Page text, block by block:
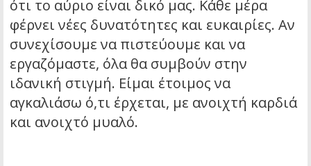
ότι το αύριο είναι δικό μας. Κάθε μέρα
φέρνει νέες δυνατότητες και ευκαιρίες. Αν
συνεχίσουμε να πιστεύουμε και να
εργαζόμαστε, όλα θα συμβούν στην
ιδανική στιγμή. Είμαι έτοιμος να
αγκαλιάσω ό,τι έρχεται, με ανοιχτή καρδιά
και ανοιχτό μυαλό.